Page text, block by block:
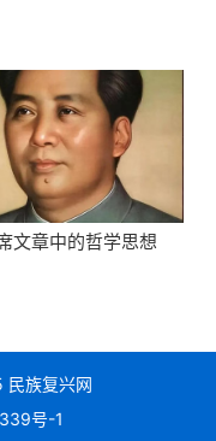
文章中的哲学思想
族复兴网
号-1